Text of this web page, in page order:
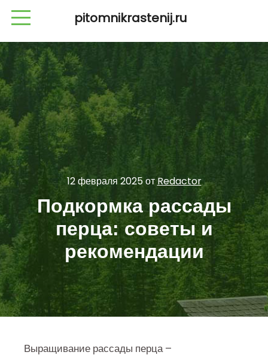
pitomnikrastenij.ru
12 февраля 2025отRedactor
Подкормка рассады
перца: советы и
рекомендации
Выращивание рассады перца –